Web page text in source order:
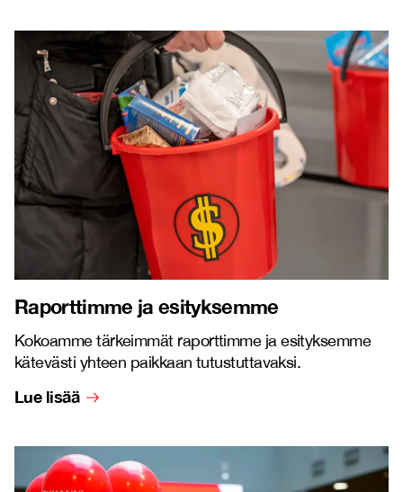
Raporttimme ja esityksemme
Kokoamme tärkeimmät raporttimme ja esityksemme
kätevästi yhteen paikkaan tutustuttavaksi.
Lue lisää